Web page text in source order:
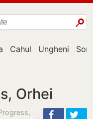
Cahul Ungheni
Orhei